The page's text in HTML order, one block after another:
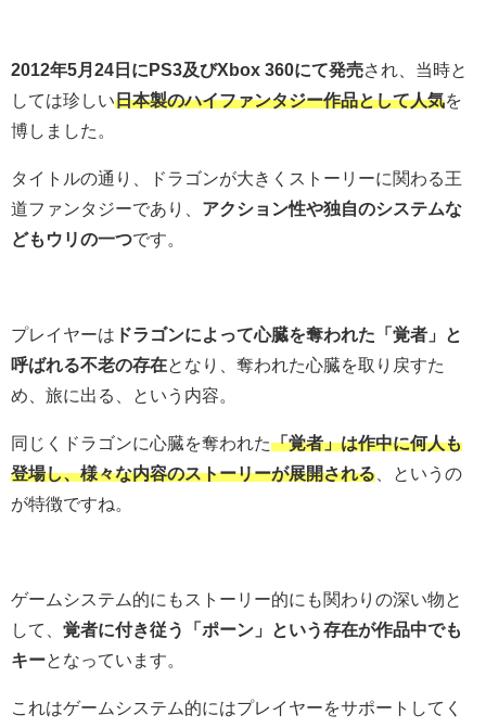
2012年5月24日にPS3及びXbox 360にて発売され、当時と
しては珍しい日本製のハイファンタジー作品として人気を
博しました。
タイトルの通り、ドラゴンが大きくストーリーに関わる王
道ファンタジーであり、 アクション性や独自のシステムな
どもウリの一つです。
プレイヤーは ドラゴンによって心臓を奪われた「覚者」と
呼ばれる不老の存在となり、奪われた心臓を取り戻すた
め、旅に出る、という内容。
同じくドラゴンに心臓を奪われた「覚者」は作中に何人も
登場し、様々な内容のストーリーが展開される 、というの
が特徴ですね。
ゲームシステム的にもストーリー的にも関わりの深い物と
して、 覚者に付き従う「ポーン」という存在が作品中でも
キーとなっています。
これはゲームシステム的にはプレイヤーをサポートしてく